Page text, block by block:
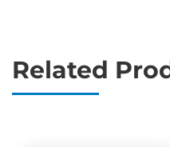
Related